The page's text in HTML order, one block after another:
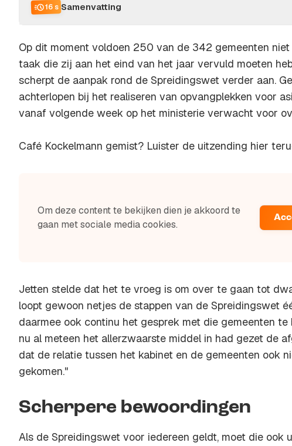
16 s Samenvatting
Op dit moment voldoen 250 van de 342 gemeenten
taak die zij aan het eind van het jaar vervuld moeten
scherpt de aanpak rond de Spreidingswet verder aan.
achterlopen bij het realiseren van opvangplekken voor
vanaf volgende week op het ministerie verwacht voor
Café Kockelmann gemist? Luister de uitzending hier
Om deze content te bekijken dien je akkoord te
gaan met sociale media cookies.
Jetten stelde dat het te vroeg is om over te gaan tot
loopt gewoon netjes de stappen van de Spreidingswet
daarmee ook continu het gesprek met die gemeenten te
nu al meteen het allerzwaarste middel in had gezet de
dat de relatie tussen het kabinet en de gemeenten ook
gekomen."
Scherpere bewoordingen
Als de Spreidingswet voor iedereen geldt, moet die ook